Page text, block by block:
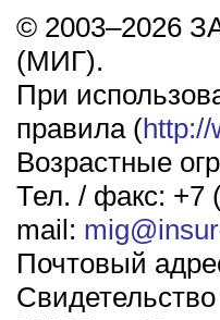
© 2003–2026
(МИГ).
При
правила (
Возрастные
Тел. / факс: +7
mail:
Почтовый